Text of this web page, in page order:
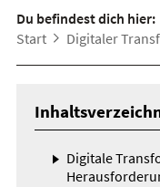
Du befindest dich hier:
Start
Digitaler
Digitale